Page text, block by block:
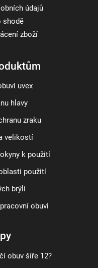
údajů
shodě
zboží
uvex
hlavy
zraku
velikostí
k použití
použití
brýlí
obuvi
obuv šíře 12?